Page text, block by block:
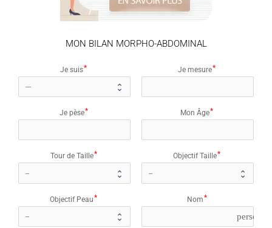
MON BILAN MORPHO-ABDOMINAL
Je suis Je mesure
Je pèse Mon Âge
Tour de Taille Objectif Taille
Objectif Peau Nom